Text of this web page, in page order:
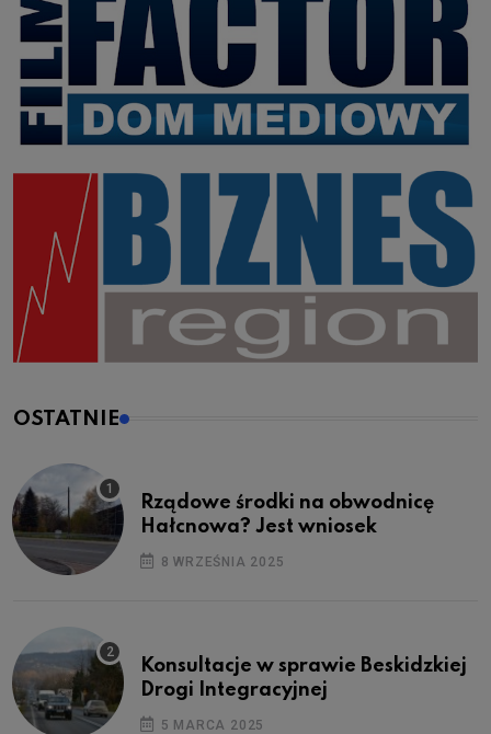
OSTATNIE
Rządowe środki na obwodnicę
Hałcnowa? Jest wniosek
8 WRZEŚNIA 2025
Konsultacje w sprawie Beskidzkiej
Drogi Integracyjnej
5 MARCA 2025